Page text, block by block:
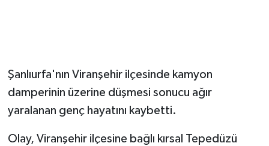
Şanlıurfa'nın Viranşehir ilçesinde kamyon
damperinin üzerine düşmesi sonucu ağır
yaralanan genç hayatını kaybetti.
Olay, Viranşehir ilçesine bağlı kırsal Tepedüzü